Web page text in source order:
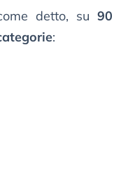
detto, su 90
: